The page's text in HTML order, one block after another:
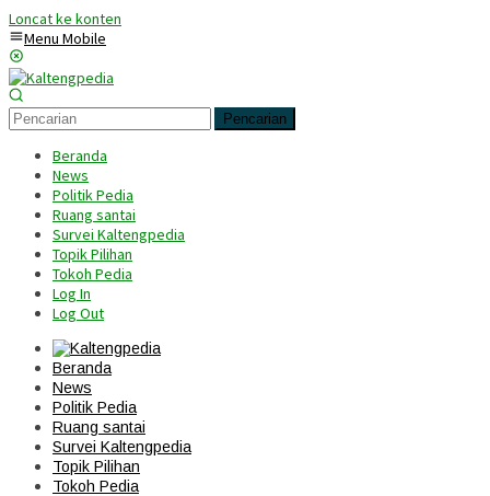
Loncat ke konten
Menu Mobile
Pencarian
Beranda
News
Politik Pedia
Ruang santai
Survei Kaltengpedia
Topik Pilihan
Tokoh Pedia
Log In
Log Out
Beranda
News
Politik Pedia
Ruang santai
Survei Kaltengpedia
Topik Pilihan
Tokoh Pedia